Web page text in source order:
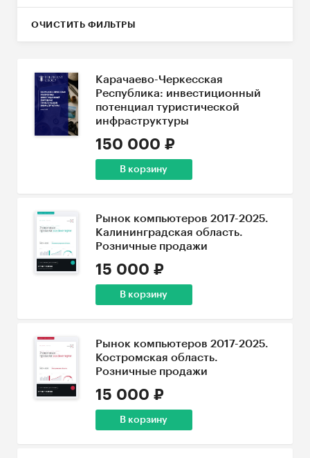
ОЧИСТИТЬ ФИЛЬТРЫ
Карачаево-Черкесская
Республика: инвестиционный
потенциал туристической
инфраструктуры
150 000 ₽
В корзину
Рынок компьютеров 2017-2025.
Калининградская область.
Розничные продажи
15 000 ₽
В корзину
Рынок компьютеров 2017-2025.
Костромская область.
Розничные продажи
15 000 ₽
В корзину